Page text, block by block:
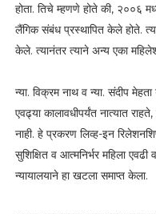
होता. तिचे म्हणणे होते की, २००६
लैंगिक संबंध प्रस्थापित केले होते.
केले. त्यानंतर त्याने अन्य एका
न्या. विक्रम नाथ व न्या. संदीप
एवढ्या कालावधीपर्यंत नात्यात
नाही. हे प्रकरण लिव्ह-इन
सुशिक्षित व आत्मनिर्भर महिला
न्यायालयाने हा खटला समाप्त केला.